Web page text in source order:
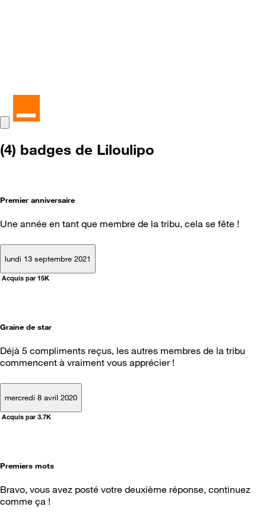
(4) badges de Liloulipo
Premier anniversaire
Une année en tant que membre de la tribu, cela se fête !
lundi 13 septembre 2021
Acquis par 15K
Graine de star
Déjà 5 compliments reçus, les autres membres de la tribu
commencent à vraiment vous apprécier !
mercredi 8 avril 2020
Acquis par 3.7K
Premiers mots
Bravo, vous avez posté votre deuxième réponse, continuez
comme ça !